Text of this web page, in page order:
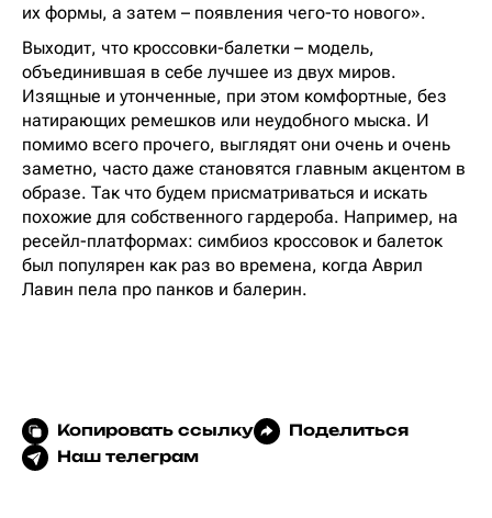
их формы, а затем – появления чего-то нового».
Выходит, что кроссовки-балетки – модель,
объединившая в себе лучшее из двух миров.
Изящные и утонченные, при этом комфортные, без
натирающих ремешков или неудобного мыска. И
помимо всего прочего, выглядят они очень и очень
заметно, часто даже становятся главным акцентом в
образе. Так что будем присматриваться и искать
похожие для собственного гардероба. Например, на
ресейл-платформах: симбиоз кроссовок и балеток
был популярен как раз во времена, когда Аврил
Лавин пела про панков и балерин.
Копировать ссылку
Поделиться
Наш телеграм